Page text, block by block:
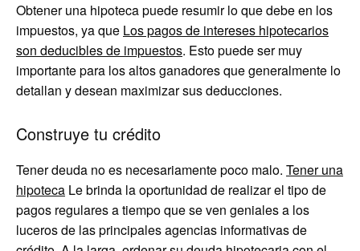
Obtener una hipoteca puede resumir lo que debe en los
impuestos, ya que Los pagos de intereses hipotecarios
son deducibles de impuestos. Esto puede ser muy
importante para los altos ganadores que generalmente lo
detallan y desean maximizar sus deducciones.
Construye tu crédito
Tener deuda no es necesariamente poco malo. Tener una
hipoteca Le brinda la oportunidad de realizar el tipo de
pagos regulares a tiempo que se ven geniales a los
luceros de las principales agencias informativas de